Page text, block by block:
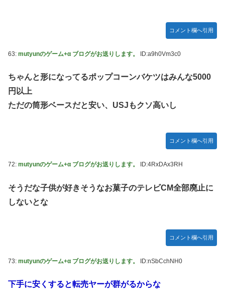
コメント欄へ引用
63: mutyunのゲーム+α ブログがお送りします。 ID:a9h0Vm3c0
ちゃんと形になってるポップコーンバケツはみんな5000
円以上
ただの筒形ベースだと安い、USJもクソ高いし
コメント欄へ引用
72: mutyunのゲーム+α ブログがお送りします。 ID:4RxDAx3RH
そうだな子供が好きそうなお菓子のテレビCM全部廃止に
しないとな
コメント欄へ引用
73: mutyunのゲーム+α ブログがお送りします。 ID:nSbCchNH0
下手に安くすると転売ヤーが群がるからな